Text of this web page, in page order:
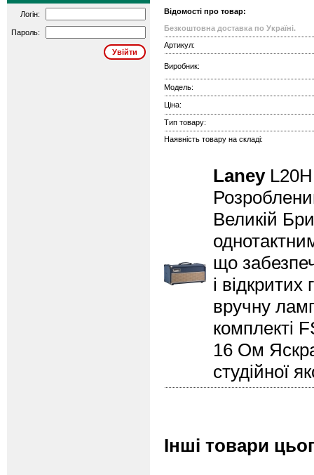
Логін:
Пароль:
Відомості про товар:
Безкоштовна доставка по Україні.
Артикул:
Виробник:
Модель:
Ціна:
Тип товару:
Наявність товару на складі:
Laney
Великій
що
і відкритих
вручну
комплекті
16 Ом
студійної
Інші товари